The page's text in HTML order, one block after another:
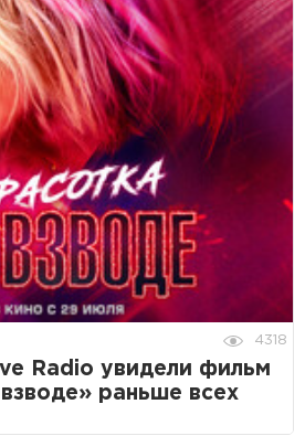
4318
Radio увидели фильм
раньше всех